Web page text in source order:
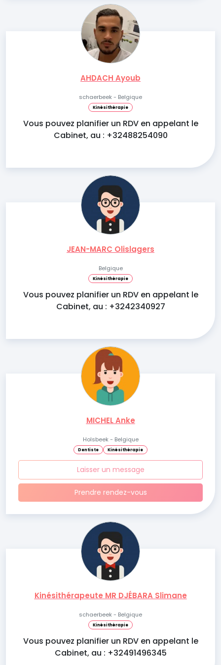
AHDACH Ayoub
schaerbeek - Belgique
Kinésithérapie
Vous pouvez planifier un RDV en appelant le
Cabinet, au : +32488254090
JEAN-MARC Olislagers
Belgique
Kinésithérapie
Vous pouvez planifier un RDV en appelant le
Cabinet, au : +3242340927
MICHEL Anke
Holsbeek - Belgique
Dentiste Kinésithérapie
Laisser un message
Prendre rendez-vous
Kinésithérapeute MR DJÉBARA Slimane
schaerbeek - Belgique
Kinésithérapie
Vous pouvez planifier un RDV en appelant le
Cabinet, au : +32491496345